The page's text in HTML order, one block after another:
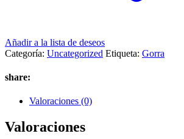
Añadir a la lista de deseos
Categoría: Uncategorized Etiqueta: Gorra
share:
Valoraciones (0)
Valoraciones